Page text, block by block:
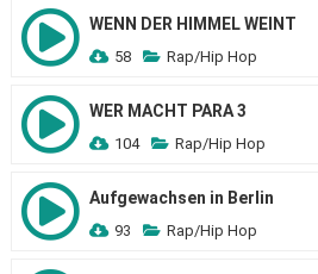
WENN DER HIMMEL WEINT
58 Rap/Hip Hop
WER MACHT PARA 3
104 Rap/Hip Hop
Aufgewachsen in Berlin
93 Rap/Hip Hop